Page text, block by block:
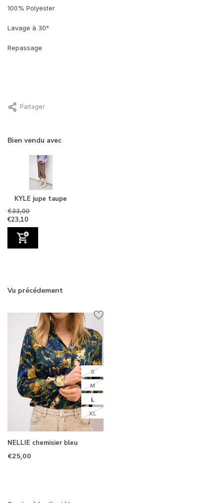
100% Polyester
Lavage à 30°
Repassage
Partager
Bien vendu avec
KYLE jupe taupe
€33,00
€23,10
Vu précédement
S
M
L
XL
NELLIE chemisier bleu
€25,00